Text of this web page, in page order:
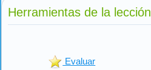
Herramientas de la lección
Evaluar